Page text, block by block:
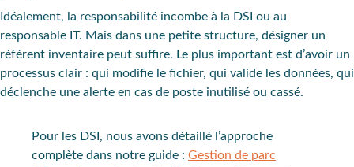
Idéalement, la responsabilité incombe à la DSI ou au
responsable IT. Mais dans une petite structure, désigner un
référent inventaire peut suffire. Le plus important est d’avoir un
processus clair : qui modifie le fichier, qui valide les données, qui
déclenche une alerte en cas de poste inutilisé ou cassé.
Pour les DSI , nous avons détaillé l’approche
complète dans notre guide : Gestion de parc